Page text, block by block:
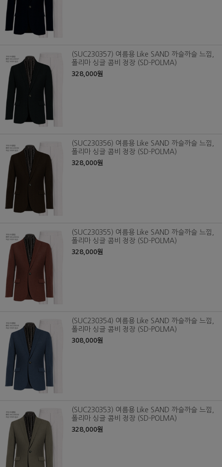
(SUC230357) 여름용 Like SAND 까슬까슬 느낌,
폴리마 싱글 콤비 정장 (SD-POLMA)
328,000원
(SUC230356) 여름용 Like SAND 까슬까슬 느낌,
폴리마 싱글 콤비 정장 (SD-POLMA)
328,000원
(SUC230355) 여름용 Like SAND 까슬까슬 느낌,
폴리마 싱글 콤비 정장 (SD-POLMA)
328,000원
(SUC230354) 여름용 Like SAND 까슬까슬 느낌,
폴리마 싱글 콤비 정장 (SD-POLMA)
308,000원
(SUC230353) 여름용 Like SAND 까슬까슬 느낌,
폴리마 싱글 콤비 정장 (SD-POLMA)
328,000원